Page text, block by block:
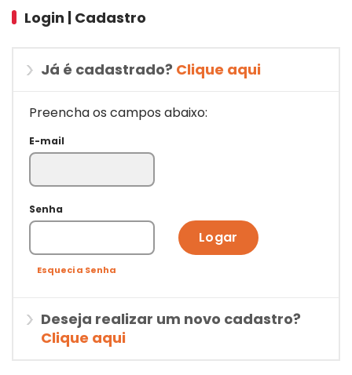
Login | Cadastro
Já é cadastrado? Clique aqui
Preencha os campos abaixo:
E-mail
Senha
Logar
Esqueci a Senha
Deseja realizar um novo cadastro?
Clique aqui